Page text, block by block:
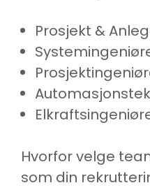
Prosjekt &
Hvorfor velge
som din